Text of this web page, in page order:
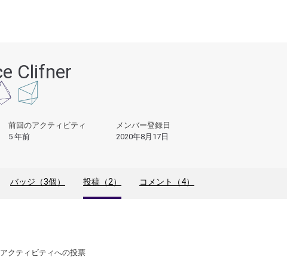
Clifner
前回のアクティビティ
5 年前
メンバー登録日
2020年8月17日
バッジ（3個） 投稿（2） コメント（4）
クティビティへの投票